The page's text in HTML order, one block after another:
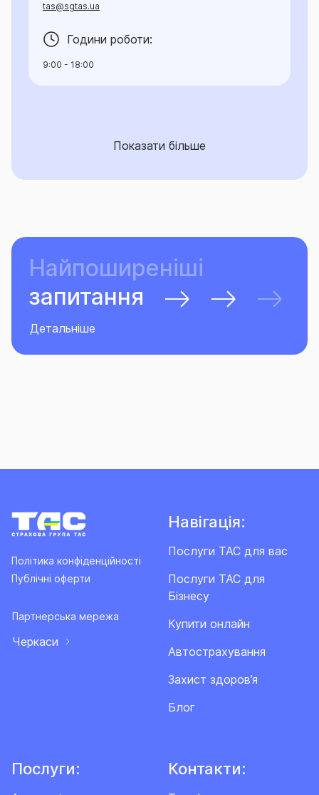
tas@sgtas.ua
Години роботи:
9:00 - 18:00
Показати більше
Найпоширеніші
запитання
Детальніше
Політика конфіденційності
Публічні оферти
Партнерська мережа
Черкаси
Навігація:
Послуги ТАС для вас
Послуги ТАС для
Бізнесу
Купити онлайн
Автострахування
Захист здоров’я
Блог
Послуги: Контакти: